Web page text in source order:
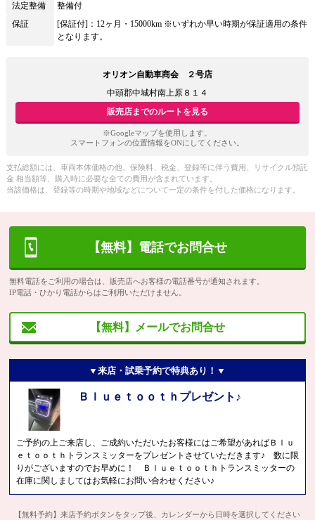
法定整備
整備付
保証
[保証付]：12ヶ月・15000km ※いずれか早い時期が保証適用の条件
となります。
オリオン自動車商会 ２号店
中頭郡中城村南上原８１４
販売店までのルートを見る
※Googleマップを使用します。
スマートフォンの位置情報をONにしてください。
支払総額には、車両本体価格の他、保険料、税金、登録等に伴う費用、リサイクル預託
金 相当額等、購入時に必要な全ての費用が含まれています。
当該価格は、登録等の時期や地域などについて一定の条件を付した価格になります。
【無料】電話でお問合せ
無料電話をご利用の場合は、販売店へお客様の電話番号が通知されます。
IP電話・ひかり電話からはご利用いただけません。
【無料】メールでお問合せ
▼来店・試乗予約で特典あり！▼
Ｂｌｕｅｔｏｏｔｈプレゼント♪
ご予約の上ご来店し、ご成約いただいたお客様にはご希望があればＢｌｕ
ｅｔｏｏｔｈトランスミッターをプレゼントさせていただきます♪ 数に限
りがございますのでお早めに！ Ｂｌｕｅｔｏｏｔｈトランスミッターの
在庫に関しましてはお気軽にお問い合わせください♪
【無料予約】来店予約ボタンをタップ後、カレンダーから日時を選択してください